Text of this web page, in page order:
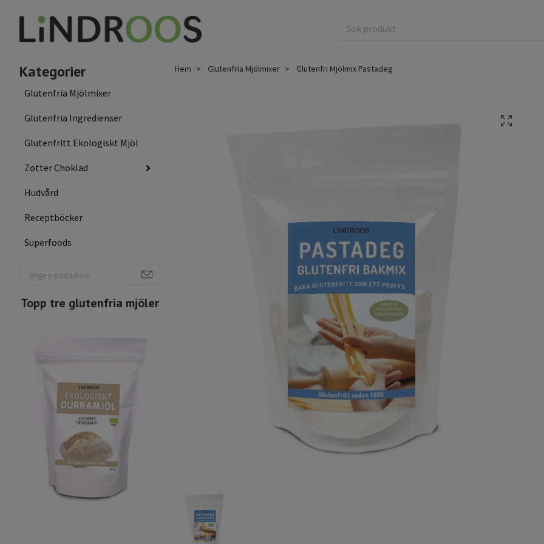
Kategorier
Glutenfria Mjölmixer
Glutenfria Ingredienser
Glutenfritt Ekologiskt Mjöl
Zotter Choklad
Hudvård
Receptböcker
Superfoods
Topp tre glutenfria mjöler
Hem Glutenfria Mjölmixer Glutenfri Mjölmix Pastadeg